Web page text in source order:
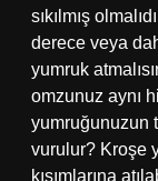
sıkılmış
derece veya
yumruk
omzunuz aynı
yumruğunuzun
vurulur? Kroşe
kısımlarına